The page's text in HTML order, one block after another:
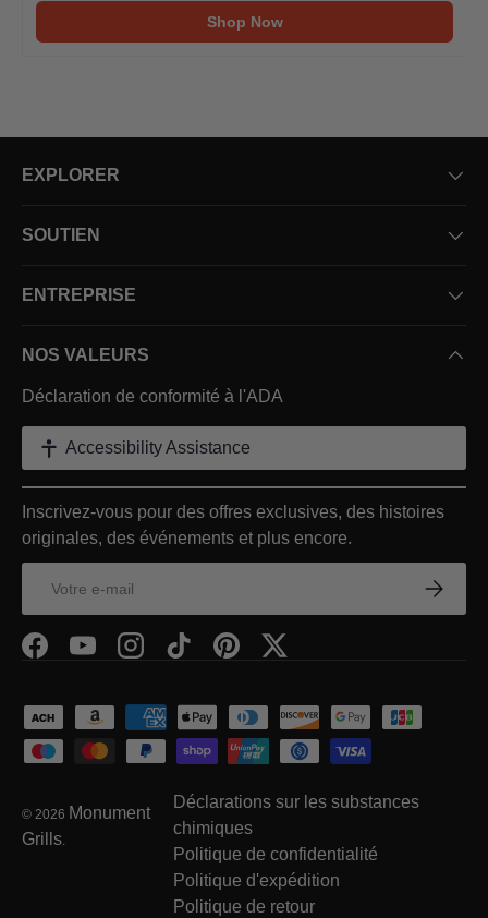
Shop Now
EXPLORER
SOUTIEN
ENTREPRISE
NOS VALEURS
Déclaration de conformité à l'ADA
Accessibility Assistance
Inscrivez-vous pour des offres exclusives, des histoires
originales, des événements et plus encore.
S’inscrire
FacebookYouTubeInstagramTikTokPinterestTwitter
Moyens de paiement acceptés
© 2026 Monument
Grills.
Déclarations sur les substances
chimiques
Politique de confidentialité
Politique d'expédition
Politique de retour